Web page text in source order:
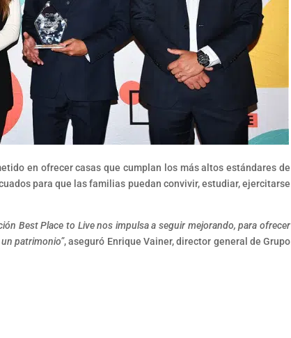
en ofrecer casas que cumplan los más altos estándares de
para que las familias puedan convivir, estudiar, ejercitarse
Best Place to Live nos impulsa a seguir mejorando, para ofrecer
patrimonio”, aseguró Enrique Vainer, director general de Grupo